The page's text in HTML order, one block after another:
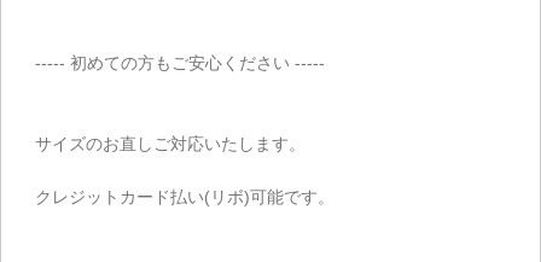
----- 初めての方もご安心ください -----
サイズのお直しご対応いたします。
クレジットカード払い(リボ)可能です。